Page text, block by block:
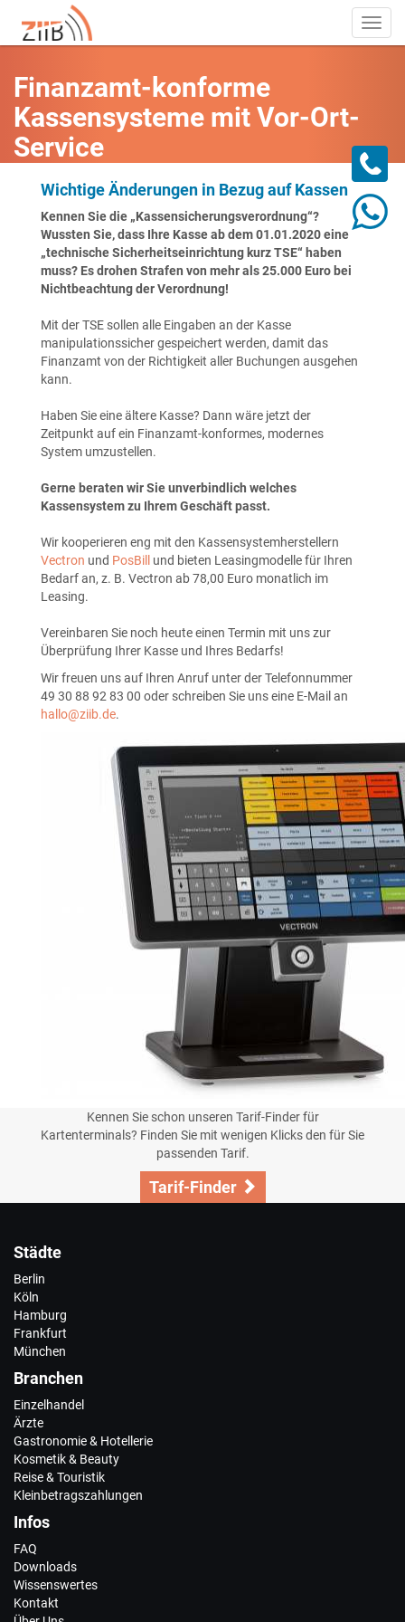
Finanzamt-konforme
Kassensysteme mit Vor-Ort-
Service
Wichtige Änderungen in Bezug auf Kassen
Kennen Sie die „Kassensicherungsverordnung“?
Wussten Sie, dass Ihre Kasse ab dem 01.01.2020 eine
„technische Sicherheitseinrichtung kurz TSE“ haben
muss? Es drohen Strafen von mehr als 25.000 Euro bei
Nichtbeachtung der Verordnung!
Mit der TSE sollen alle Eingaben an der Kasse
manipulationssicher gespeichert werden, damit das
Finanzamt von der Richtigkeit aller Buchungen ausgehen
kann.
Haben Sie eine ältere Kasse? Dann wäre jetzt der
Zeitpunkt auf ein Finanzamt-konformes, modernes
System umzustellen.
Gerne beraten wir Sie unverbindlich welches
Kassensystem zu Ihrem Geschäft passt.
Wir kooperieren eng mit den Kassensystemherstellern
Vectron und PosBill
und bieten Leasingmodelle für Ihren
Bedarf an, z. B. Vectron ab 78,00 Euro monatlich im
Leasing.
Vereinbaren Sie noch heute einen Termin mit uns zur
Überprüfung Ihrer Kasse und Ihres Bedarfs!
Wir freuen uns auf Ihren Anruf unter der Telefonnummer
49 30 88 92 83 00 oder schreiben Sie uns eine E-Mail an
hallo@ziib.de.
Kennen Sie schon unseren Tarif-Finder für
Kartenterminals? Finden Sie mit wenigen Klicks den für Sie
passenden Tarif.
Tarif-Finder
Städte
Berlin
Köln
Hamburg
Frankfurt
München
Branchen
Einzelhandel
Ärzte
Gastronomie & Hotellerie
Kosmetik & Beauty
Reise & Touristik
Kleinbetragszahlungen
Infos
FAQ
Downloads
Wissenswertes
Kontakt